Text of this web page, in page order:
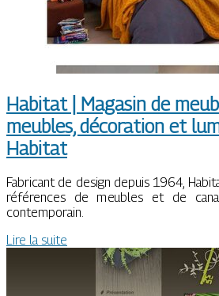
Habitat | Magasin de
meubles, décoration et
Habitat
Fabricant de design depuis 1964,
références de meubles et de
contemporain.
Lire la suite